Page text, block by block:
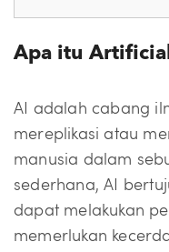
Apa itu
AI adalah cabang
mereplikasi atau
manusia dalam
sederhana, AI
dapat melakukan
memerlukan